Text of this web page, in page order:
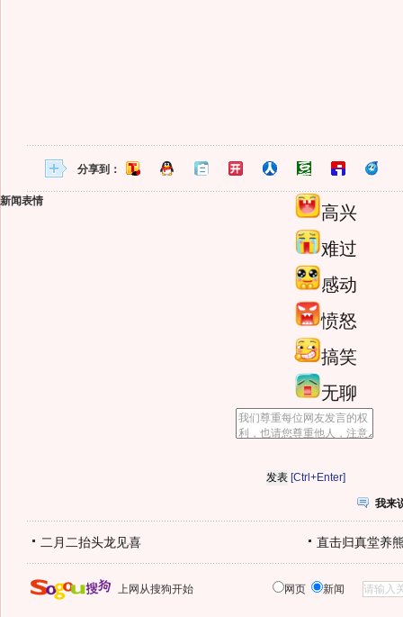
分享到：
新闻表情
高兴
难过
感动
愤怒
搞笑
无聊
[Ctrl+Enter]
我来
二月二抬头龙见喜 直击归真堂养
上网从搜狗开始 网页 新闻